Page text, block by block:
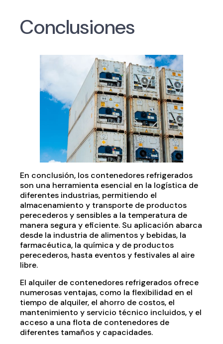
Conclusiones
En conclusión, los contenedores refrigerados
son una herramienta esencial en la logística de
diferentes industrias, permitiendo el
almacenamiento y transporte de productos
perecederos y sensibles a la temperatura de
manera segura y eficiente. Su aplicación abarca
desde la industria de alimentos y bebidas, la
farmacéutica, la química y de productos
perecederos, hasta eventos y festivales al aire
libre.
El alquiler de contenedores refrigerados ofrece
numerosas ventajas, como la flexibilidad en el
tiempo de alquiler, el ahorro de costos, el
mantenimiento y servicio técnico incluidos, y el
acceso a una flota de contenedores de
diferentes tamaños y capacidades.